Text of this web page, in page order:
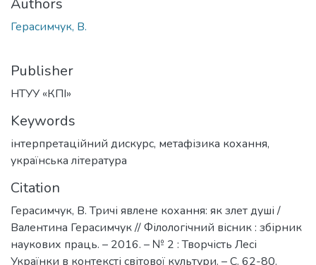
Authors
Герасимчук, В.
Publisher
НТУУ «КПІ»
Keywords
інтерпретаційний дискурс, метафізика кохання,
українська література
Citation
Герасимчук, В. Тричі явлене кохання: як злет душі /
Валентина Герасимчук // Філологічний вісник : збірник
наукових праць. – 2016. – № 2 : Творчість Лесі
Українки в контексті світової культури. – С. 62-80.